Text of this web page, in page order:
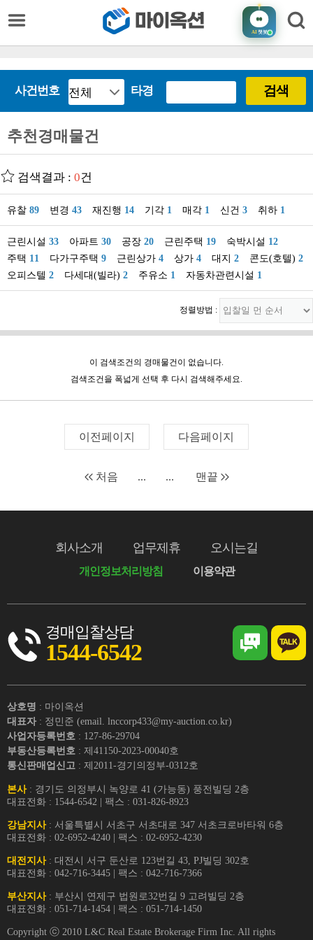
AI챗봇
사건번호 타경 검색
추천경매물건
검색결과 : 0건
유찰 89 변경 43 재진행 14 기각 1 매각 1 신건 3 취하 1
근린시설 33 아파트 30 공장 20 근린주택 19 숙박시설 12
주택 11 다가구주택 9 근린상가 4 상가 4 대지 2 콘도(호텔) 2
오피스텔 2 다세대(빌라) 2 주유소 1 자동차관련시설 1
정렬방법 :
이 검색조건의 경매물건이 없습니다.
검색조건을 폭넓게 선택 후 다시 검색해주세요.
이전페이지 다음페이지
처음 ... ... 맨끝
회사소개 업무제휴 오시는길
개인정보처리방침 이용약관
경매입찰상담
1544-6542
상호명 : 마이옥션
대표자 : 정민준 (email. lnccorp433@my-auction.co.kr)
사업자등록번호 : 127-86-29704
부동산등록번호 : 제41150-2023-00040호
통신판매업신고 : 제2011-경기의정부-0312호
본사: 경기도 의정부시 녹양로 41 (가능동) 풍전빌딩 2층
대표전화 : 1544-6542 | 팩스 : 031-826-8923
강남지사: 서울특별시 서초구 서초대로 347 서초크로바타워 6층
대표전화 : 02-6952-4240 | 팩스 : 02-6952-4230
대전지사: 대전시 서구 둔산로 123번길 43, PJ빌딩 302호
대표전화 : 042-716-3445 | 팩스 : 042-716-7366
부산지사: 부산시 연제구 법원로32번길 9 고려빌딩 2층
대표전화 : 051-714-1454 | 팩스 : 051-714-1450
Copyright ⓒ 2010 L&C Real Estate Brokerage Firm Inc. All rights